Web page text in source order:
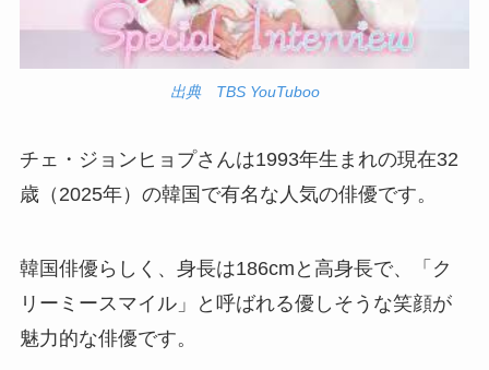
出典 TBS YouTuboo
チェ・ジョンヒョプさんは1993年生まれの現在32
歳（2025年）の韓国で有名な人気の俳優です。
韓国俳優らしく、身長は186cmと高身長で、「ク
リーミースマイル」と呼ばれる優しそうな笑顔が
魅力的な俳優です。